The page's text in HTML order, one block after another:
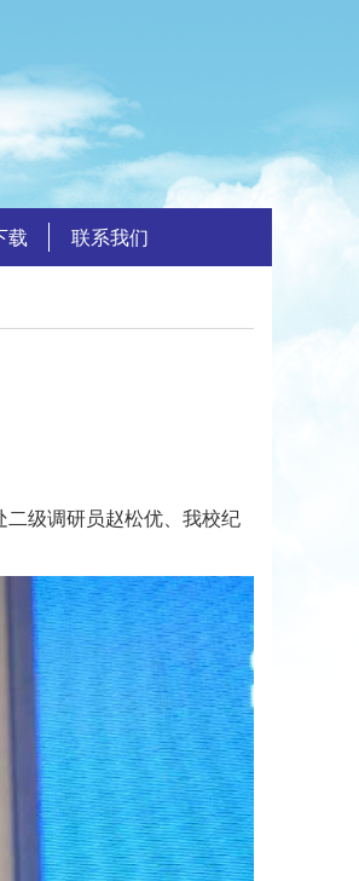
载 联系我们
级调研员赵松优、我校纪